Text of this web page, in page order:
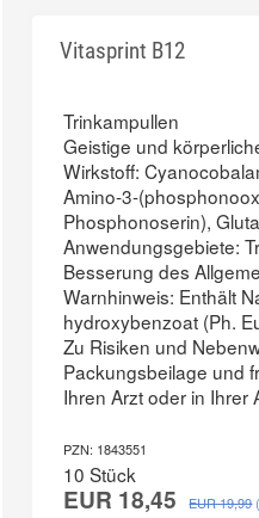
Vitasprint B12
Trinkampullen
Geistige und
Wirkstoff:
Amino-3-
Phosphonoserin),
Anwendungsgebiete:
Besserung des
Warnhinweis: Enthält
hydroxybenzoat (Ph.
Zu Risiken und
Packungsbeilage und
Ihren Arzt oder in Ihrer
PZN: 1843551
10 Stück
EUR 18,45 EUR 19,99